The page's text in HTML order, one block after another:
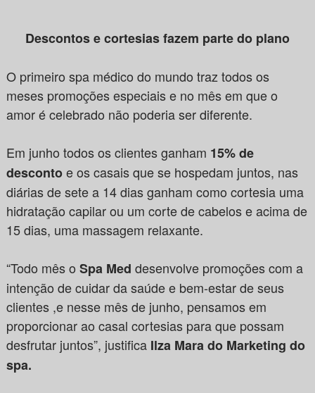
Descontos e cortesias fazem parte do plano
O primeiro spa médico do mundo traz todos os
meses promoções especiais e no mês em que o
amor é celebrado não poderia ser diferente.
Em junho todos os clientes ganham 15% de
descontoe os casais que se hospedam juntos, nas
diárias de sete a 14 dias ganham como cortesia uma
hidratação capilar ou um corte de cabelos e acima de
15 dias, uma massagem relaxante.
“Todo mês o Spa Med desenvolve promoções com a
intenção de cuidar da saúde e bem-estar de seus
clientes ,e nesse mês de junho, pensamos em
proporcionar ao casal cortesias para que possam
desfrutar juntos”, justifica Ilza Mara do Marketing do
spa.